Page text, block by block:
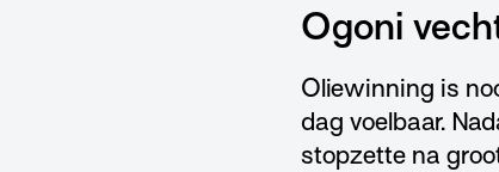
Ogoni
Oliewinning is
dag voelbaar.
stopzette na